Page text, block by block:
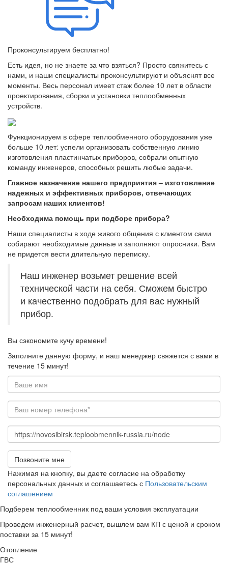
Проконсультируем бесплатно!
Есть идея, но не знаете за что взяться? Просто свяжитесь с
нами, и наши специалисты проконсультируют и объяснят все
моменты. Весь персонал имеет стаж более 10 лет в области
проектирования, сборки и установки теплообменных
устройств.
Функционируем в сфере теплообменного оборудования уже
больше 10 лет: успели организовать собственную линию
изготовления пластинчатых приборов, собрали опытную
команду инженеров, способных решить любые задачи.
Главное назначение нашего предприятия – изготовление
надежных и эффективных приборов, отвечающих
запросам наших клиентов!
Необходима помощь при подборе прибора?
Наши специалисты в ходе живого общения с клиентом сами
собирают необходимые данные и заполняют опросники. Вам
не придется вести длительную переписку.
Наш инженер возьмет решение всей
технической части на себя. Сможем быстро
и качественно подобрать для вас нужный
прибор.
Вы сэкономите кучу времени!
Заполните данную форму, и наш менеджер свяжется с вами в
течение 15 минут!
Website
URL
Позвоните мне
Нажимая на кнопку, вы даете согласие на обработку
персональных данных и соглашаетесь с Пользовательским
соглашением
Подберем теплообменник под ваши условия эксплуатации
Проведем инженерный расчет, вышлем вам КП с ценой и сроком
поставки за 15 минут!
Отопление
ГВС